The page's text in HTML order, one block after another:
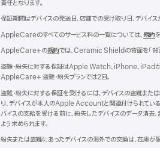
ウ
開
き
す）
責任となります。
保証期間はデバイスの発送日、店舗での受け取り日、デバイ
AppleCareのすべてのサービス料の一覧については、規約
ウ
イ
ウ
で
ま
AppleCare+の規約（新
ウ
イ
ン
ド
ウ
き
では、Ceramic Shieldの背面を「背
盗難・紛失に対する保証はApple Watch、iPhone、iPadが
AppleCare+ 盗難・紛失プランでは2回。
盗難・紛失に対する保証を受けるには、デバイスの盗難また
り、デバイスが本人のApple Accountと関連付けられている
バイスの支給を受ける前に、紛失したデバイスのデータ消去
よう求められます。
紛失または盗難にあったデバイスの海外での交換は、在庫が